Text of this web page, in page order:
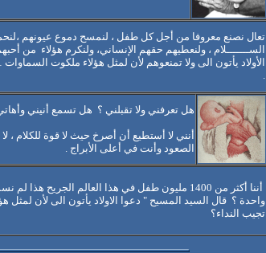
تعال نصنع معروفا من أجل كل طفل ، لنمسح دموع عيونهم
الســـــــلام ، ولنعطيهم حقهم الإنساني، ولنكرم هؤلاء من
الأولاد يأتون الى ولا تمنعوهم لأن لمثل هؤلاء ملكوت السماوات
.
هل تعرفني ولا تقبلني ؟ هل تسمع أنيني
أنني لا أستطيع أن أصرخ حيث لا قوة للكلام ،
الصعود وأنت في أعلى الأبراج .
أننا أكثر من 1400 مليون طفل في هذا العالم الجريح
واحدة ؟ قال السيد المسيح " دعوا الاولاد يأتون الى لأن
تجيب النداء؟